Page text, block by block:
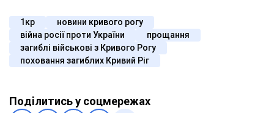
1кр
новини кривого рогу
війна росії проти України
прощання
загиблі військові з Кривого Рогу
поховання загиблих Кривий Ріг
Поділитись у соцмережах